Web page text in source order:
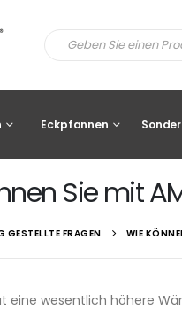
Eckpfannen
Sie mit
GESTELLTE FRAGEN WIE
eine wesentlich höhere